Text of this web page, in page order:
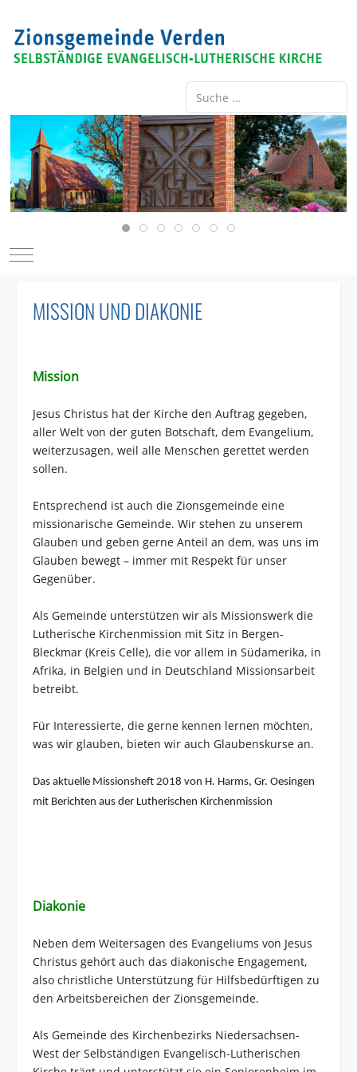
Suche ...
Type 2 or more characters for
Mobile Menu Toggle
MISSION UND DIAKONIE
Mission
Jesus Christus hat der Kirche den Auftrag gegeben,
aller Welt von der guten Botschaft, dem Evangelium,
weiterzusagen, weil alle Menschen gerettet werden
sollen.
Entsprechend ist auch die Zionsgemeinde eine
missionarische Gemeinde. Wir stehen zu unserem
Glauben und geben gerne Anteil an dem, was uns im
Glauben bewegt – immer mit Respekt für unser
Gegenüber.
Als Gemeinde unterstützen wir als Missionswerk die
Lutherische Kirchenmission mit Sitz in Bergen-
Bleckmar (Kreis Celle), die vor allem in Südamerika, in
Afrika, in Belgien und in Deutschland Missionsarbeit
betreibt.
Für Interessierte, die gerne kennen lernen möchten,
was wir glauben, bieten wir auch Glaubenskurse an.
Das aktuelle Missionsheft 2018 von H. Harms, Gr. Oesingen
mit Berichten aus der Lutherischen Kirchenmission
Diakonie
Neben dem Weitersagen des Evangeliums von Jesus
Christus gehört auch das diakonische Engagement,
also christliche Unterstützung für Hilfsbedürftigen zu
den Arbeitsbereichen der Zionsgemeinde.
Als Gemeinde des Kirchenbezirks Niedersachsen-
West der Selbständigen Evangelisch-Lutherischen